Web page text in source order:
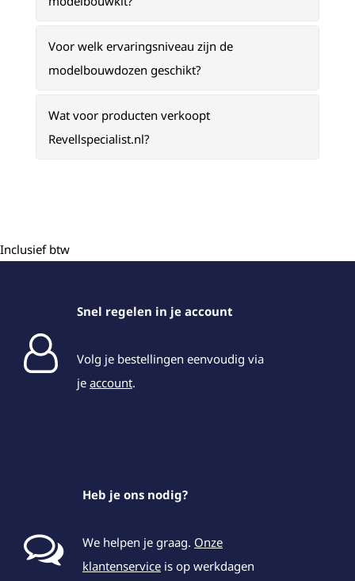
Voor welk ervaringsniveau zijn de
modelbouwdozen geschikt?
Wat voor producten verkoopt
Revellspecialist.nl?
Inclusief btw
Snel regelen in je account
Volg je bestellingen eenvoudig via
je account.
Heb je ons nodig?
We helpen je graag. Onze
klantenservice is op werkdagen